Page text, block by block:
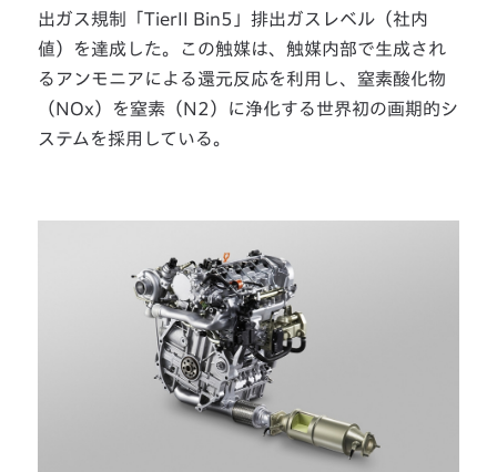
出ガス規制「TierII Bin5」排出ガスレベル（社内
値）を達成した。この触媒は、触媒内部で生成され
るアンモニアによる還元反応を利用し、窒素酸化物
（NOx）を窒素（N2）に浄化する世界初の画期的シ
ステムを採用している。